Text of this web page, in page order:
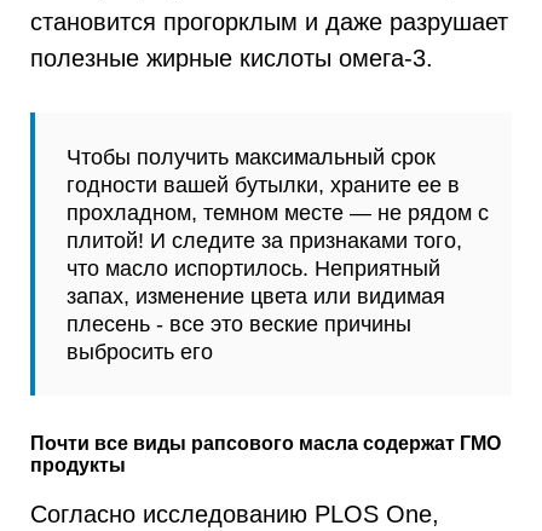
становится прогорклым и даже разрушает
полезные жирные кислоты омега-3.
Чтобы получить максимальный срок
годности вашей бутылки, храните ее в
прохладном, темном месте — не рядом с
плитой! И следите за признаками того,
что масло испортилось. Неприятный
запах, изменение цвета или видимая
плесень - все это веские причины
выбросить его
Почти все виды рапсового масла содержат ГМО
продукты
Согласно исследованию PLOS One,